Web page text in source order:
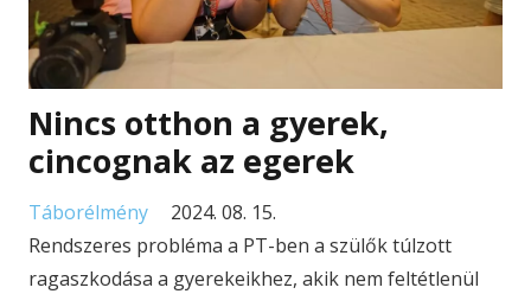
Nincs otthon a gyerek,
cincognak az egerek
Táborélmény
2024. 08. 15.
Rendszeres probléma a PT-ben a szülők túlzott
ragaszkodása a gyerekeikhez, akik nem feltétlenül